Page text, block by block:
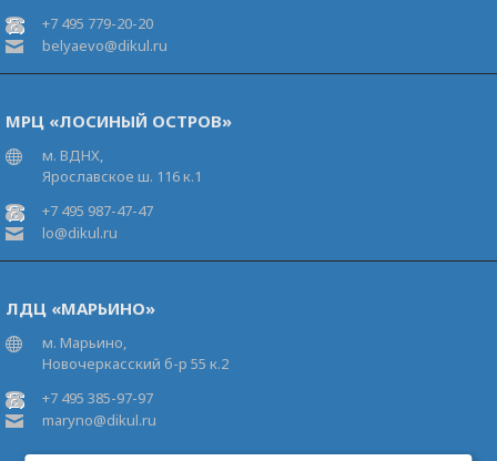
+7 495 779-20-20
belyaevo@dikul.ru
МРЦ «ЛОСИНЫЙ ОСТРОВ»
м. ВДНХ,
Ярославское ш. 116 к.1
+7 495 987-47-47
lo@dikul.ru
ЛДЦ «МАРЬИНО»
м. Марьино,
Новочеркасский б-р 55 к.2
+7 495 385-97-97
maryno@dikul.ru